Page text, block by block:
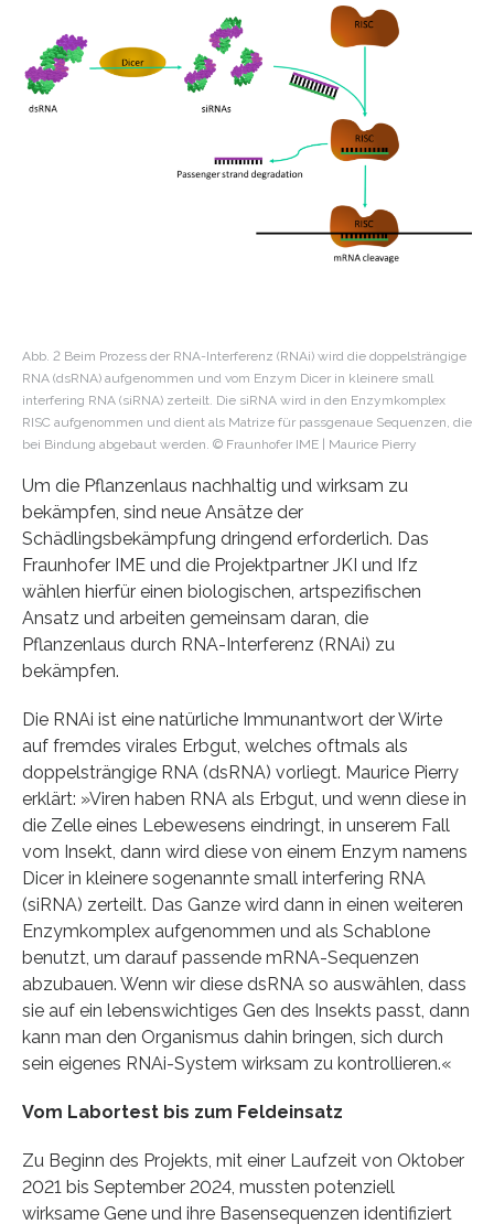
Abb. 2 Beim Prozess der RNA-Interferenz (RNAi) wird die doppelsträngige
RNA (dsRNA) aufgenommen und vom Enzym Dicer in kleinere small
interfering RNA (siRNA) zerteilt. Die siRNA wird in den Enzymkomplex
RISC aufgenommen und dient als Matrize für passgenaue Sequenzen, die
bei Bindung abgebaut werden. © Fraunhofer IME | Maurice Pierry
Um die Pflanzenlaus nachhaltig und wirksam zu
bekämpfen, sind neue Ansätze der
Schädlingsbekämpfung dringend erforderlich. Das
Fraunhofer IME und die Projektpartner JKI und Ifz
wählen hierfür einen biologischen, artspezifischen
Ansatz und arbeiten gemeinsam daran, die
Pflanzenlaus durch RNA-Interferenz (RNAi) zu
bekämpfen.
Die RNAi ist eine natürliche Immunantwort der Wirte
auf fremdes virales Erbgut, welches oftmals als
doppelsträngige RNA (dsRNA) vorliegt. Maurice Pierry
erklärt: »Viren haben RNA als Erbgut, und wenn diese in
die Zelle eines Lebewesens eindringt, in unserem Fall
vom Insekt, dann wird diese von einem Enzym namens
Dicer in kleinere sogenannte small interfering RNA
(siRNA) zerteilt. Das Ganze wird dann in einen weiteren
Enzymkomplex aufgenommen und als Schablone
benutzt, um darauf passende mRNA-Sequenzen
abzubauen. Wenn wir diese dsRNA so auswählen, dass
sie auf ein lebenswichtiges Gen des Insekts passt, dann
kann man den Organismus dahin bringen, sich durch
sein eigenes RNAi-System wirksam zu kontrollieren.«
Vom Labortest bis zum Feldeinsatz
Zu Beginn des Projekts, mit einer Laufzeit von Oktober
2021 bis September 2024, mussten potenziell
wirksame Gene und ihre Basensequenzen identifiziert